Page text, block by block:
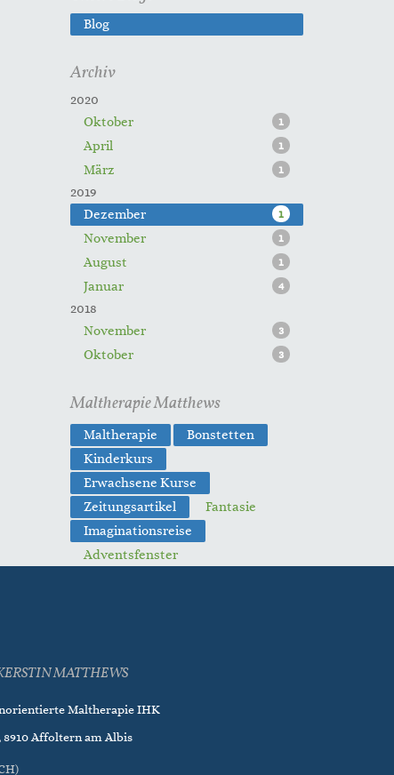
Blog
Archiv
2020
Oktober
1
April 1
März 1
2019
Dezember
1
November 1
August 1
Januar 4
2018
November
3
Oktober 3
Maltherapie Matthews
Maltherapie
Bonstetten
Kinderkurs
Erwachsene Kurse
Zeitungsartikel
Fantasie
Imaginationsreise
Adventsfenster
MATTHEWS
Maltherapie IHK
8910 Affoltern am Albis